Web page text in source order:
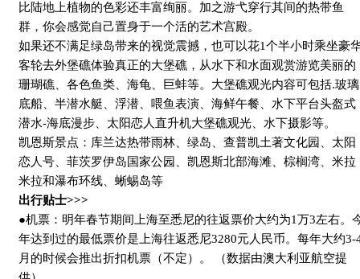
比陆地上植物的色彩还丰富绚丽。加之游弋穿行其间的热带鱼
群，你会感觉自己置身于一个活的艺术宫殿。
如果还不满足绿岛带来的视觉震撼，也可以花1个半小时乘坐豪
客轮去外堡礁体验真正的大堡礁，从水下和水面观赏游览美丽的
珊瑚礁、各色鱼类、海龟、巨蚌等。大堡礁观光内容可包括.玻璃
底船、半潜水艇、浮潜、喂鱼表演、海鲜午餐、水下平台头盔式
潜水-海底漫步、太阳恋人直升机大堡礁观光、水下摄影等。
凯恩斯景点：库兰达热带雨林、绿岛、查普凯土著文化园、太阳
恋人号、菲茨罗伊岛国家公园、凯恩斯北部海滩、棕榈湾、米拉
米拉和瀑布环线、蜥蜴岛等
出行贴士>>>
●机票：明年春节期间上海至悉尼的往返票价大约为1万3左右。
年达到过的最低票价是上海往返悉尼3280元人民币。每年大约3-
月的时候会推出折扣机票（不定）。 （数据由澳大利亚航空提